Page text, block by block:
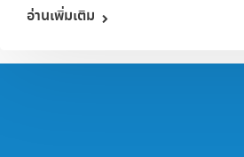
อ่านเพิ่มเติม